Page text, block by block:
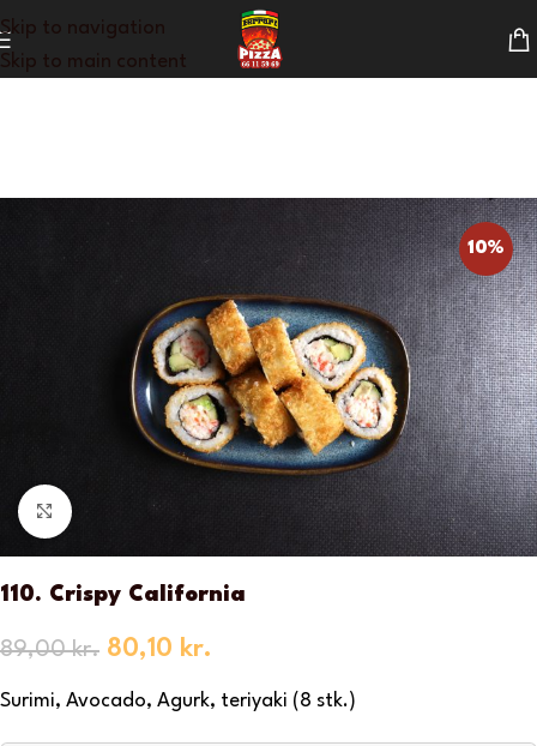
Skip to navigation
Skip to main content
10%
Klik for at forstørre
110. Crispy California
89,00kr. 80,10 kr.
Surimi, Avocado, Agurk, teriyaki (8 stk.)